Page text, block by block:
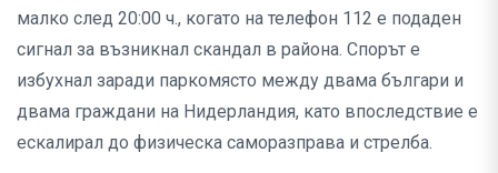
малко след 20:00 ч., когато на телефон 112 е подаден
сигнал за възникнал скандал в района. Спорът е
избухнал заради паркомясто между двама българи и
двама граждани на Нидерландия, като впоследствие е
ескалирал до физическа саморазправа и стрелба.